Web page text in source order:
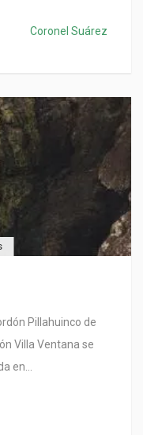
Coronel Suárez
Pillahuinco de
Villa Ventana se
en…